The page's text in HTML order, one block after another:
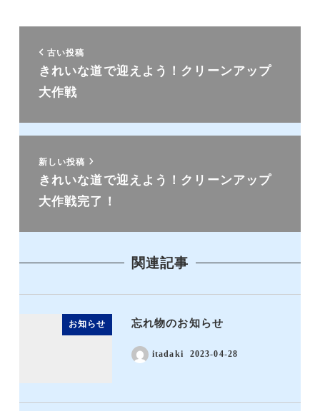
古い投稿
きれいな道で迎えよう！クリーンアップ
大作戦
新しい投稿
きれいな道で迎えよう！クリーンアップ
大作戦完了！
関連記事
お知らせ 忘れ物のお知らせ
itadaki 2023-04-28